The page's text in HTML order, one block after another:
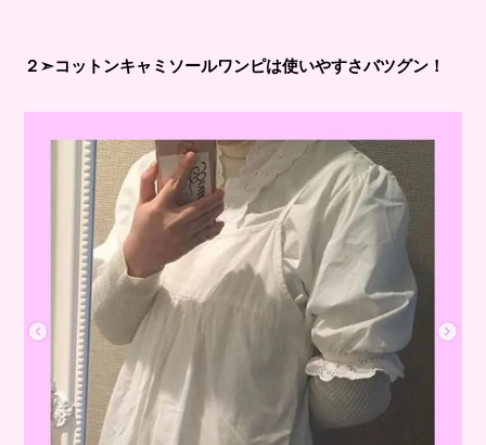
２➣コットンキャミソールワンピは使いやすさバツグン！